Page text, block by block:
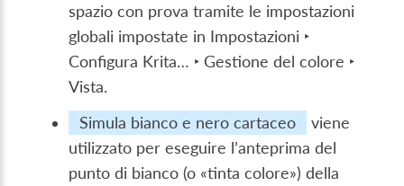
spazio con prova tramite le impostazioni
globali impostate in Impostazioni ‣
Configura Krita… ‣ Gestione del colore ‣
Vista.
Simula bianco e nero cartaceo
viene
utilizzato per eseguire l’anteprima del
punto di bianco (o «tinta colore») della